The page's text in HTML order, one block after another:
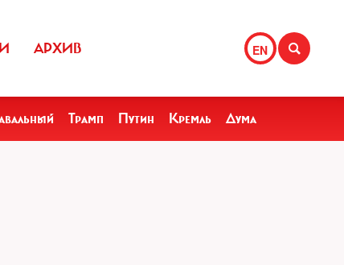
EN
АРХИВ
Трамп Путин Кремль Дума